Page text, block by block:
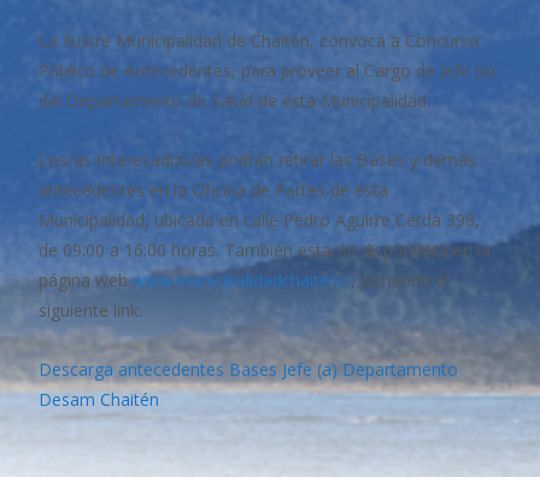
La Ilustre Municipalidad de Chaitén, convoca a Concurso
Público de Antecedentes, para proveer al Cargo de Jefe (a)
del Departamento de Salud de esta Municipalidad.
Los/as Interesados/as podrán retirar las Bases y demás
antecedentes en la Oficina de Partes de esta
Municipalidad, ubicada en calle Pedro Aguirre Cerda 398,
de 09:00 a 16:00 horas. También estarán disponibles en la
página webwww.municipalidadchaiten.c, pichando el
siguiente link:
Descarga antecedentes Bases Jefe (a) Departamento
Desam Chaitén